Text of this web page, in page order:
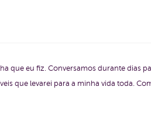
que eu fiz. Conversamos durante dias
que levarei para a minha vida toda.